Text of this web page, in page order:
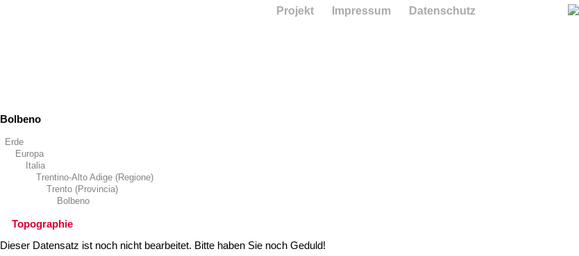
Bolbeno
Erde
Europa
Italia
Trentino-Alto Adige (Regione)
Trento (Provincia)
Bolbeno
Topographie
Dieser Datensatz ist noch nicht bearbeitet. Bitte haben Sie noch Geduld!
Projekt Impressum Datenschutz